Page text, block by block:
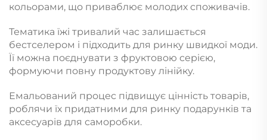
кольорами, що приваблює молодих споживачів.
Тематика їжі тривалий час залишається
бестселером і підходить для ринку швидкої моди.
Її можна поєднувати з фруктовою серією,
формуючи повну продуктову лінійку.
Емальований процес підвищує цінність товарів,
роблячи їх придатними для ринку подарунків та
аксесуарів для саморобки.